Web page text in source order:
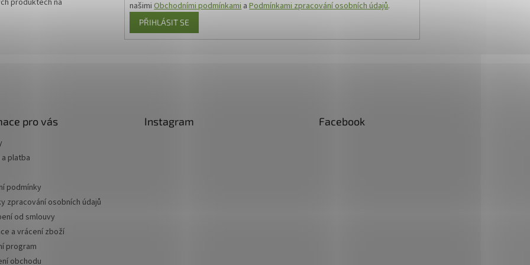
našimiObchodními podmínkami aPodmínkami zpracování osobních údajů.
PŘIHLÁSIT SE
pro vás
platba
podmínky
zpracování osobních údajů
od smlouvy
a vrácení zboží
program
obchodu
Instagram Facebook